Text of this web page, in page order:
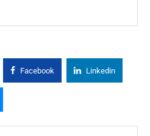
Facebook Linkedin